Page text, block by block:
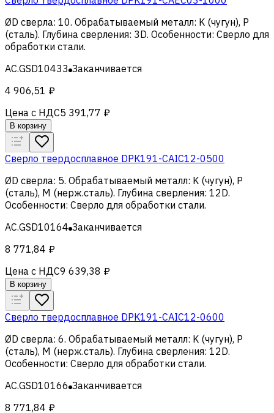
ØD сверла: 10. Обрабатываемый металл: K (чугун), Р
(сталь). Глубина сверления: 3D. Особенности: Сверло для
обработки стали.
AC.GSD10433 Заканчивается
4 906,51 ₽
Цена с НДС5 391,77 ₽
В корзину
Сверло твердосплавное DPK191-CAIC12-0500
ØD сверла: 5. Обрабатываемый металл: K (чугун), Р
(сталь), M (нерж.сталь). Глубина сверления: 12D.
Особенности: Сверло для обработки стали.
AC.GSD10164 Заканчивается
8 771,84 ₽
Цена с НДС9 639,38 ₽
В корзину
Сверло твердосплавное DPK191-CAIC12-0600
ØD сверла: 6. Обрабатываемый металл: K (чугун), Р
(сталь), M (нерж.сталь). Глубина сверления: 12D.
Особенности: Сверло для обработки стали.
AC.GSD10166 Заканчивается
8 771,84 ₽